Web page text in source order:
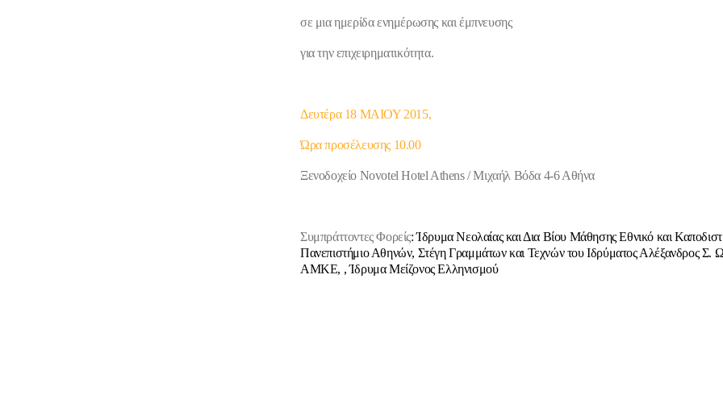
σε μια ημερίδα ενημέρωσης και έμπνευσης
για την επιχειρηματικότητα.
Δευτέρα 18 ΜΑΙΟΥ 2015,
Ώρα προσέλευσης 10.00
Ξενοδοχείο Novotel Hotel Athens / Μιχαήλ Βόδα 4-6 Αθήνα
Συμπράττοντες Φορείς: Ίδρυμα Νεολαίας και Δια Βίου Μάθησης Εθνικό και
Πανεπιστήμιο Αθηνών, Στέγη Γραμμάτων και Τεχνών του Ιδρύματος Αλέξανδρος Σ.
ΑΜKΕ, , Ίδρυμα Μείζονος Ελληνισμού